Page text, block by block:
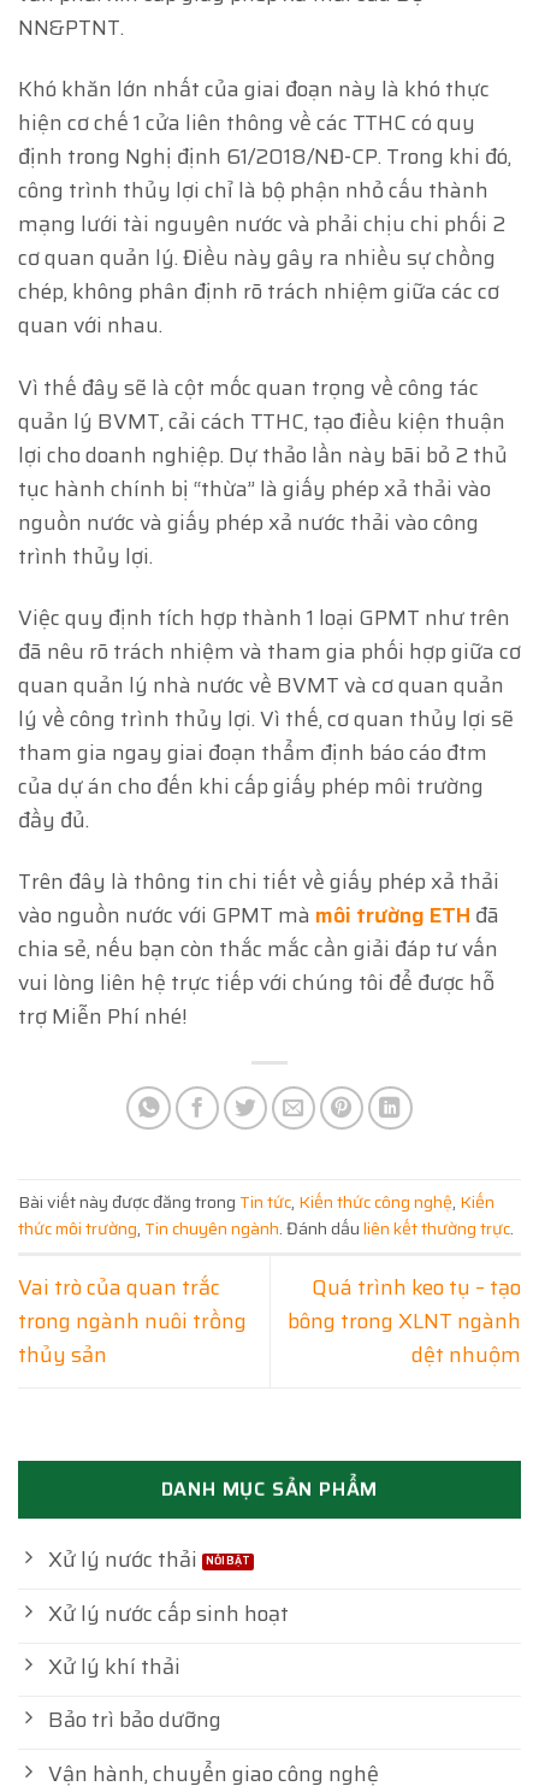
NN&PTNT.
Khó khăn lớn nhất của giai đoạn này là khó thực
hiện cơ chế 1 cửa liên thông về các TTHC có quy
định trong Nghị định 61/2018/NĐ-CP. Trong khi đó,
công trình thủy lợi chỉ là bộ phận nhỏ cấu thành
mạng lưới tài nguyên nước và phải chịu chi phối 2
cơ quan quản lý. Điều này gây ra nhiều sự chồng
chép, không phân định rõ trách nhiệm giữa các cơ
quan với nhau.
Vì thế đây sẽ là cột mốc quan trọng về công tác
quản lý BVMT, cải cách TTHC, tạo điều kiện thuận
lợi cho doanh nghiệp. Dự thảo lần này bãi bỏ 2 thủ
tục hành chính bị “thừa” là giấy phép xả thải vào
nguồn nước và giấy phép xả nước thải vào công
trình thủy lợi.
Việc quy định tích hợp thành 1 loại GPMT như trên
đã nêu rõ trách nhiệm và tham gia phối hợp giữa cơ
quan quản lý nhà nước về BVMT và cơ quan quản
lý về công trình thủy lợi. Vì thế, cơ quan thủy lợi sẽ
tham gia ngay giai đoạn thẩm định báo cáo đtm
của dự án cho đến khi cấp giấy phép môi trường
đầy đủ.
Trên đây là thông tin chi tiết về giấy phép xả thải
vào nguồn nước với GPMT mà môi trường ETH đã
chia sẻ, nếu bạn còn thắc mắc cần giải đáp tư vấn
vui lòng liên hệ trực tiếp với chúng tôi để được hỗ
trợ Miễn Phí nhé!
Bài viết này được đăng trong Tin tức, Kiến thức công nghệ, Kiến
thức môi trường, Tin chuyên ngành. Đánh dấuliên kết thường trực.
Vai trò của quan trắc
trong ngành nuôi trồng
thủy sản
Quá trình keo tụ – tạo
bông trong XLNT ngành
dệt nhuộm
DANH MỤC SẢN PHẨM
Xử lý nước thải
Xử lý nước cấp sinh hoạt
Xử lý khí thải
Bảo trì bảo dưỡng
Vận hành, chuyển giao công nghệ